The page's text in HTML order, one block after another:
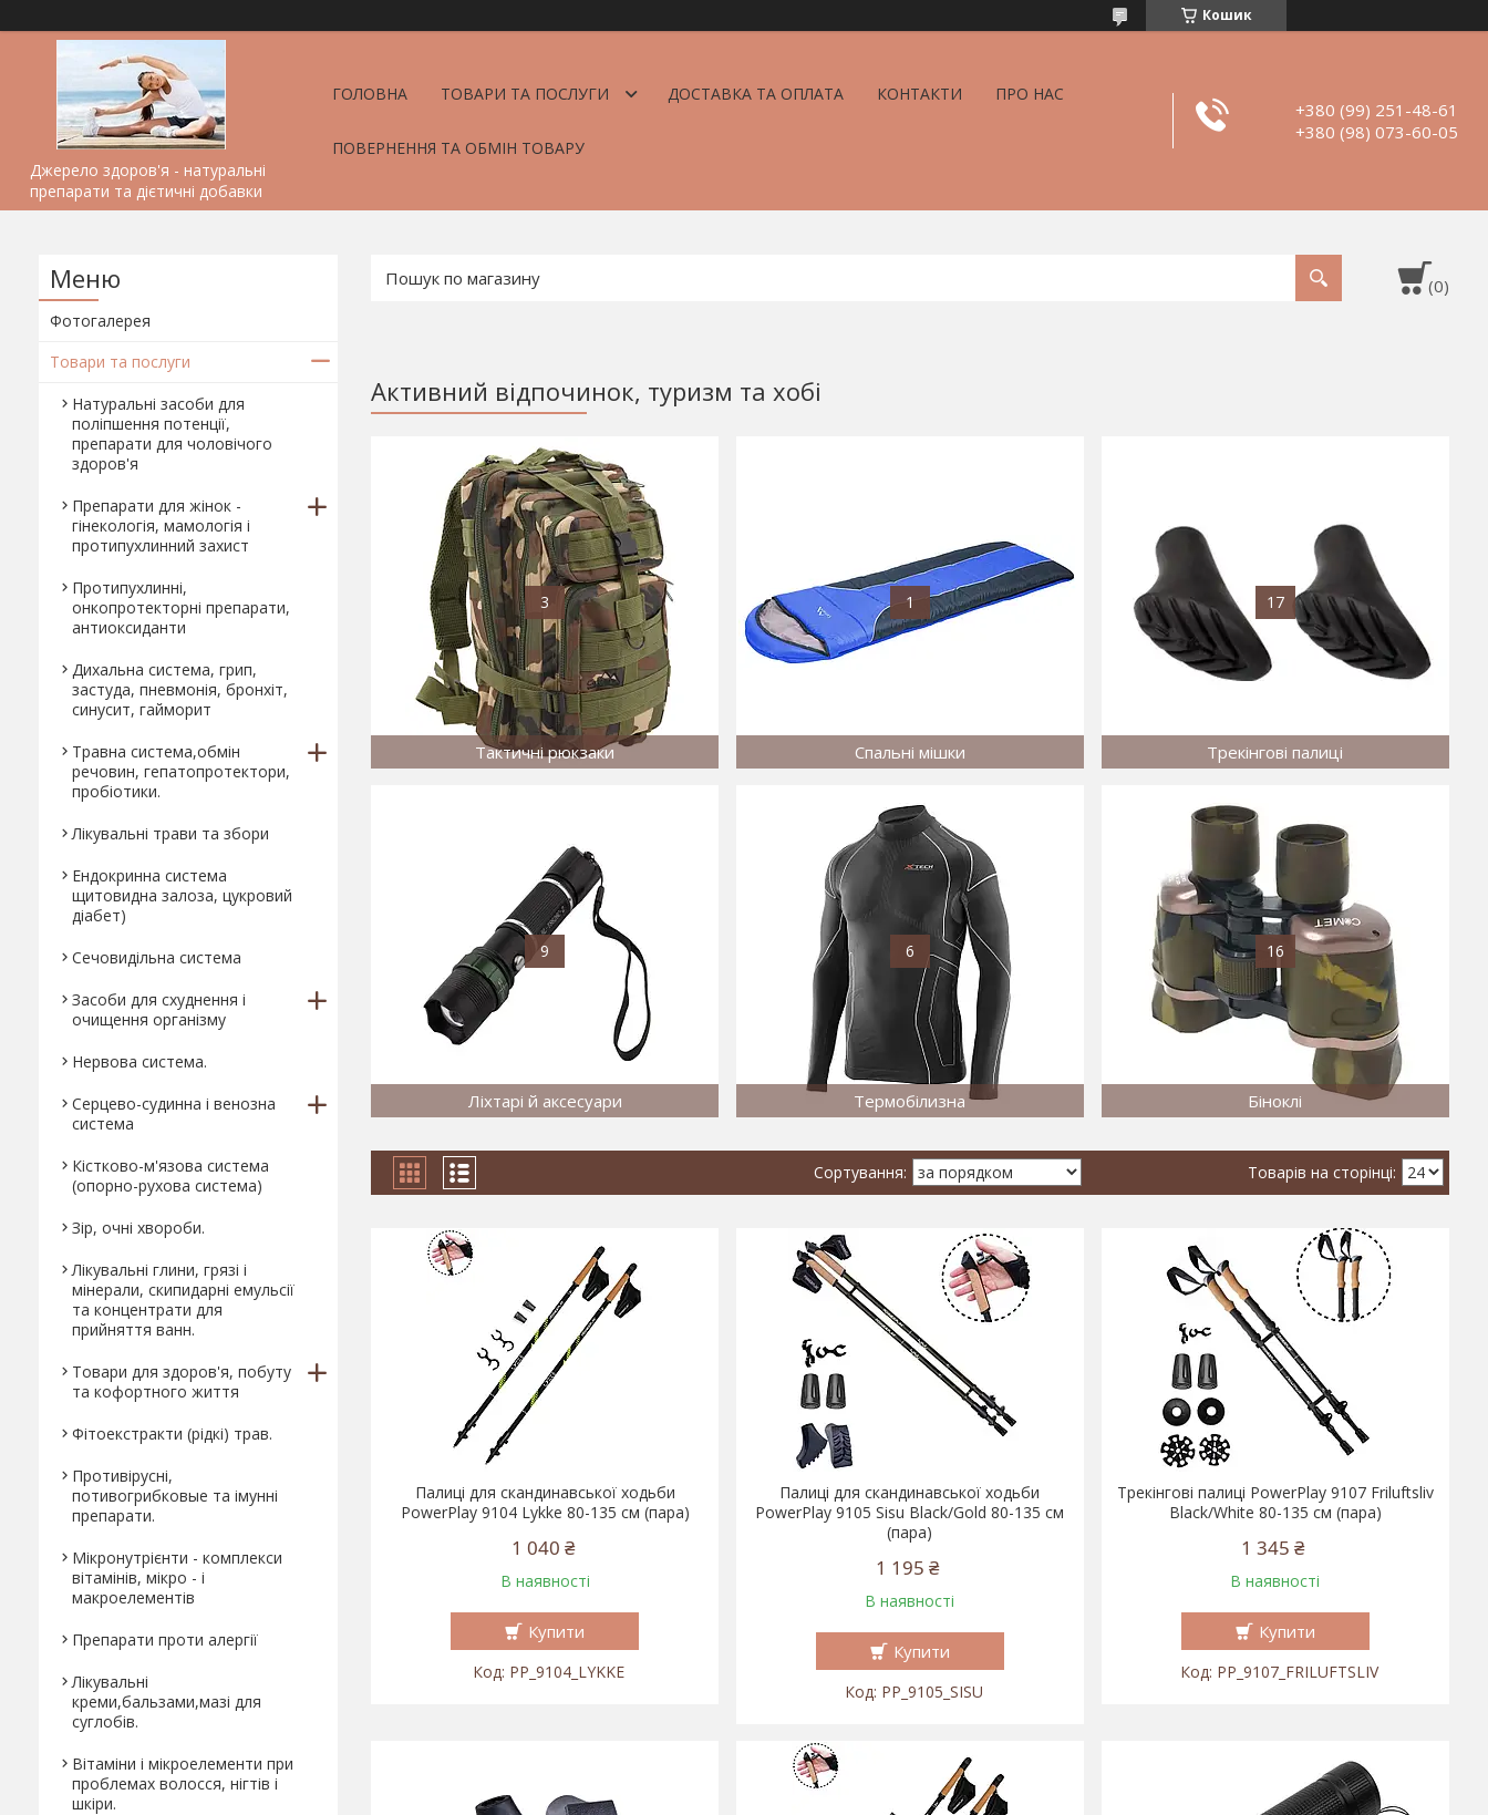
Кошик
Джерело здоров'я - натуральні
препарати та дієтичні добавки
ГОЛОВНА ТОВАРИ ТА ПОСЛУГИ ДОСТАВКА ТА ОПЛАТА КОНТАКТИ ПРО НАС
ПОВЕРНЕННЯ ТА ОБМІН ТОВАРУ
+380 (99) 251-48-61
+380 (98) 073-60-05
Активний відпочинок, туризм та хобі
3
Тактичні рюкзаки
1
Спальні мішки
17
Трекінгові палиці
9
Ліхтарі й аксесуари
6
Термобілизна
16
Біноклі
Палиці для скандинавської ходьби
PowerPlay 9104 Lykke 80-135 см (пара)
1 040 ₴
В наявності
Купити
PP_9104_LYKKE
Палиці для скандинавської ходьби
PowerPlay 9105 Sisu Black/Gold 80-135 см
(пара)
1 195 ₴
В наявності
Купити
PP_9105_SISU
Трекінгові палиці PowerPlay 9107 Friluftsliv
Black/White 80-135 см (пара)
1 345 ₴
В наявності
Купити
PP_9107_FRILUFTSLIV
Фотогалерея
Товари та послуги
Натуральні засоби для
поліпшення потенції,
препарати для чоловічого
здоров'я
Препарати для жінок -
гінекологія, мамологія і
протипухлинний захист
Протипухлинні,
онкопротекторні препарати,
антиоксиданти
Дихальна система, грип,
застуда, пневмонія, бронхіт,
синусит, гайморит
Травна система,обмін
речовин, гепатопротектори,
пробіотики.
Лікувальні трави та збори
Ендокринна система
щитовидна залоза, цукровий
діабет)
Сечовидільна система
Засоби для схуднення і
очищення організму
Нервова система.
Серцево-судинна і венозна
система
Кістково-м'язова система
(опорно-рухова система)
Зір, очні хвороби.
Лікувальні глини, грязі і
мінерали, скипидарні емульсії
та концентрати для
прийняття ванн.
Товари для здоров'я, побуту
та кофортного життя
Фітоекстракти (рідкі) трав.
Противірусні,
потивогрибковые та імунні
препарати.
Мікронутрієнти - комплекси
вітамінів, мікро - і
макроелементів
Препарати проти алергії
Лікувальні
креми,бальзами,мазі для
суглобів.
Вітаміни і мікроелементи при
проблемах волосся, нігтів і
шкіри.